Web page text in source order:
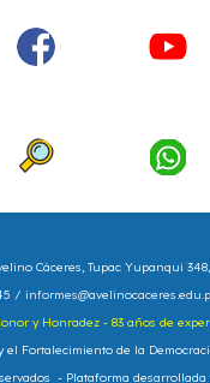
Cáceres, Tupac Yupanqui
/
y Honradez - 83 años de
el Fortalecimiento de la
- Plataformad